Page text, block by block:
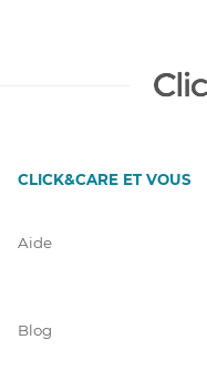
CLICK&CARE ET VOUS
Aide
Blog